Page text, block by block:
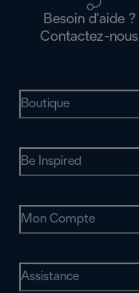
Besoin d'aide ?
Contactez-nous
Boutique
Be Inspired
Mon Compte
Assistance